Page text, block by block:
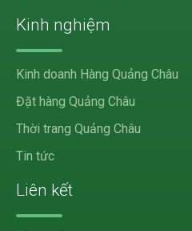
Kinh nghiệm
Kinh doanh Hàng Quảng Châu
Đặt hàng Quảng Châu
Thời trang Quảng Châu
Tin tức
Liên kết